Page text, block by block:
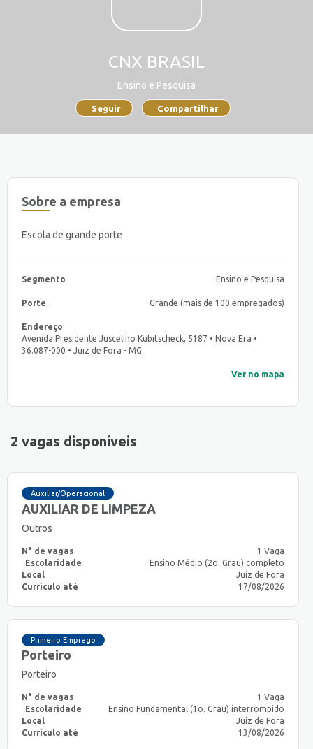
CNX BRASIL
Ensino e Pesquisa
Seguir Compartilhar
Sobre a empresa
Escola de grande porte
Segmento Ensino e Pesquisa
Porte Grande (mais de 100 empregados)
Endereço
Avenida Presidente Juscelino Kubitscheck, 5187 • Nova Era •
36.087-000 • Juiz de Fora - MG
Ver no mapa
2 vagas disponíveis
Auxiliar/Operacional
AUXILIAR DE LIMPEZA
Outros
N° de vagas
1 Vaga
Escolaridade
Ensino Médio (2o. Grau) completo
Local
Juiz de Fora
Currículo até
17/08/2026
Primeiro Emprego
Porteiro
Porteiro
N° de vagas
1 Vaga
Escolaridade
Ensino Fundamental (1o. Grau) interrompido
Local
Juiz de Fora
Currículo até
13/08/2026